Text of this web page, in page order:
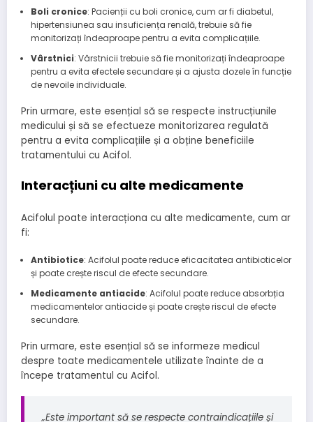
Boli cronice: Pacienții cu boli cronice, cum ar fi diabetul,
hipertensiunea sau insuficiența renală, trebuie să fie
monitorizați îndeaproape pentru a evita complicațiile.
Vârstnici: Vârstnicii trebuie să fie monitorizați îndeaproape
pentru a evita efectele secundare și a ajusta dozele în funcție
de nevoile individuale.
Prin urmare, este esențial să se respecte instrucțiunile
medicului și să se efectueze monitorizarea regulată
pentru a evita complicațiile și a obține beneficiile
tratamentului cu Acifol.
Interacțiuni cu alte medicamente
Acifolul poate interacționa cu alte medicamente, cum ar
fi:
Antibiotice: Acifolul poate reduce eficacitatea antibioticelor
și poate crește riscul de efecte secundare.
Medicamente antiacide: Acifolul poate reduce absorbția
medicamentelor antiacide și poate crește riscul de efecte
secundare.
Prin urmare, este esențial să se informeze medicul
despre toate medicamentele utilizate înainte de a
începe tratamentul cu Acifol.
„Este important să se respecte contraindicațiile și